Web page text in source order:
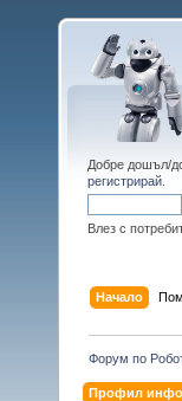
Добре дошъл/
регистрирай
Влез с
Начало
Форум по
Профил